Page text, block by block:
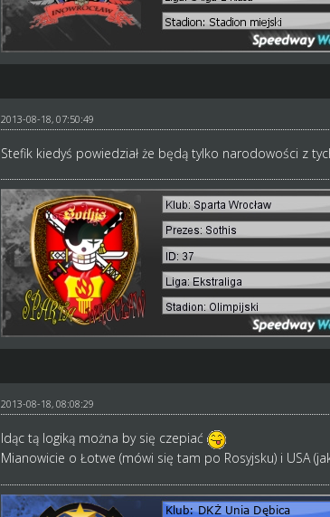
2013-08-18, 07:50:49
Stefik kiedyś powiedział że będą tylko narodowości z
2013-08-18, 08:08:29
Idąc tą logiką można by się czepiać
Mianowicie o Łotwe (mówi się tam po Rosyjsku) i USA